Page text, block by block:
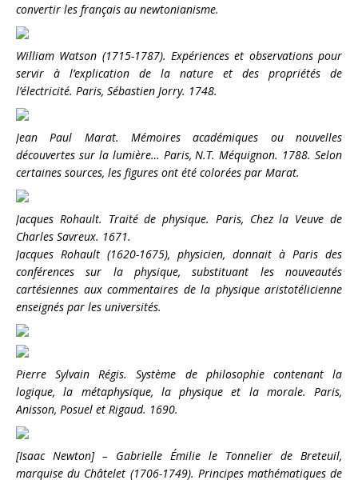
convertir les français au newtonianisme.
William Watson (1715-1787). Expériences et observations pour
servir à l’explication de la nature et des propriétés de
l’électricité. Paris, Sébastien Jorry. 1748.
Jean Paul Marat. Mémoires académiques ou nouvelles
découvertes sur la lumière… Paris, N.T. Méquignon. 1788. Selon
certaines sources, les figures ont été colorées par Marat.
Jacques Rohault. Traité de physique. Paris, Chez la Veuve de
Charles Savreux. 1671.
Jacques Rohault (1620-1675), physicien, donnait à Paris des
conférences sur la physique, substituant les nouveautés
cartésiennes aux commentaires de la physique aristotélicienne
enseignés par les universités.
Pierre Sylvain Régis. Système de philosophie contenant la
logique, la métaphysique, la physique et la morale. Paris,
Anisson, Posuel et Rigaud. 1690.
[Isaac Newton] – Gabrielle Émilie le Tonnelier de Breteuil,
marquise du Châtelet (1706-1749). Principes mathématiques de